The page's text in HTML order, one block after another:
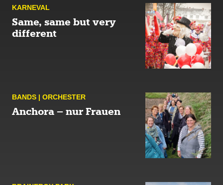
KARNE­VAL
Same, same but very
different
BANDS | ORCHES­TER
Anchora – nur Frauen